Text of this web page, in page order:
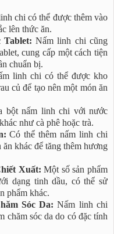
chi có thể được thêm vào
lên thức ăn.
Tablet: Nấm linh chi cũng
cung cấp một cách tiện
chuẩn bị.
linh chi có thể được kho
củ để tạo nên một món ăn
bột nấm linh chi với nước
như cà phê hoặc trà.
Có thể thêm nấm linh chi
khác để tăng thêm hương
Xuất: Một số sản phẩm
dạng tinh dầu, có thể sử
phẩm khác.
Sóc Da: Nấm linh chi
chăm sóc da do có đặc tính